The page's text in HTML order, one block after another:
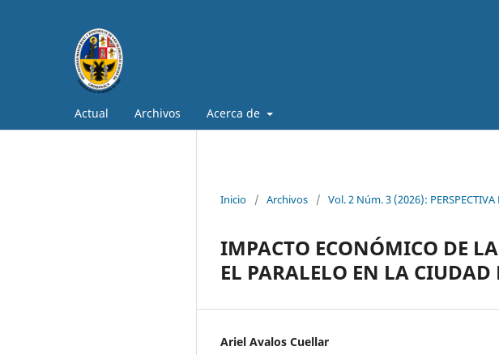
Actual Archivos Acerca de
Inicio / Archivos / Vol. 2 Núm. 3 (2026):
IMPACTO ECONÓMICO DE
EL PARALELO EN LA CIUDAD
Ariel Avalos Cuellar